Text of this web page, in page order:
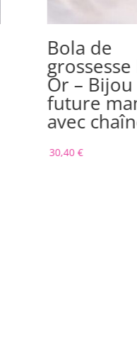
Bola de
grossesse
Or –
future
avec
30,40€